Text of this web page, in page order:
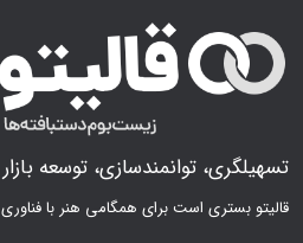
تسهیلگری، توانمندسازی، توسعه بازار
قالیتو بستری است برای همگامی هنر با فناوری